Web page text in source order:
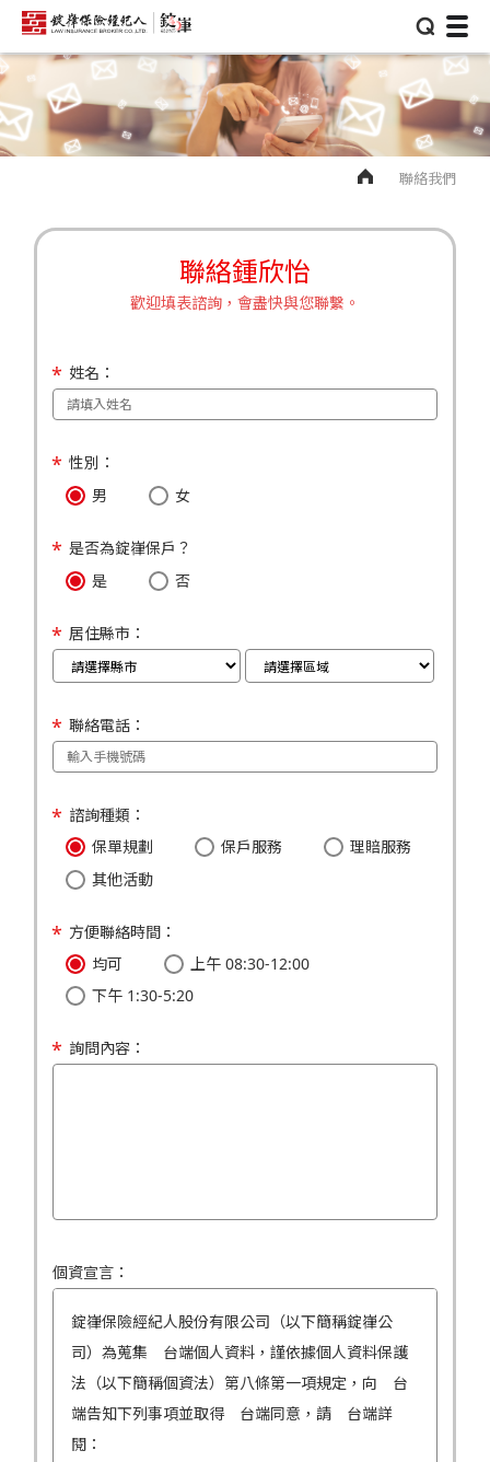
⌕
聯絡我們
聯絡鍾欣怡
歡迎填表諮詢，會盡快與您聯繫。
姓名：
性別：
男
女
是否為錠嵂保戶？
是
否
居住縣市：
聯絡電話：
諮詢種類：
保單規劃
保戶服務
理賠服務
其他活動
方便聯絡時間：
均可
上午 08:30-12:00
下午 1:30-5:20
詢問內容：
個資宣言：
錠嵂保險經紀人股份有限公司（以下簡稱錠嵂公
司）為蒐集 台端個人資料，謹依據個人資料保護
法（以下簡稱個資法）第八條第一項規定，向 台
端告知下列事項並取得 台端同意，請 台端詳
閱：